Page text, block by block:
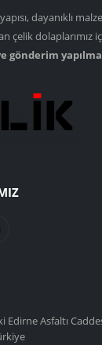
dayanıklı
çelik dolaplarımız
gönderim
Edirne Asfaltı